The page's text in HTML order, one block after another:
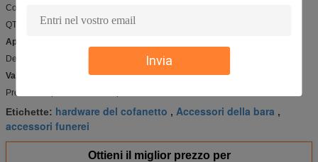
Invia
Colore: Dorato
QTY DI MIN: 1000PCS
Applicazioni:
Decorazione di legno della bara
Vantaggio competitivo:
Prezzo competitivo e di alta qualità
Etichette: hardware del cofanetto , Accessori della bara ,
accessori funerei
Ottieni il miglior prezzo per